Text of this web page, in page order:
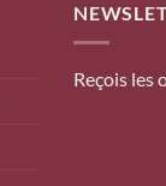
Reçois les